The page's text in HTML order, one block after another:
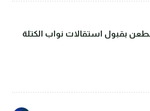
بقبول استقالات نواب الكتلة